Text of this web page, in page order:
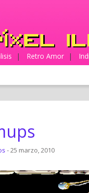
| Retro Amor |
- 25 marzo, 2010